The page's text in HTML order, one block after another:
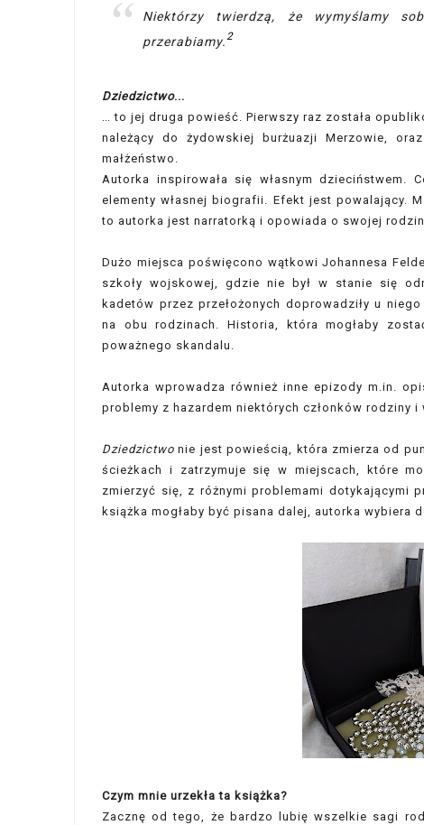
Niektórzy twierdzą, że wymyślamy
przerabiamy.2
Dziedzictwo...
…to jej druga powieść. Pierwszy raz została
należący do żydowskiej burżuazji Merzowie,
małżeństwo.
Autorka inspirowała się własnym
elementy własnej biografii. Efekt jest powalający.
to autorka jest narratorką i opowiada o swojej
Dużo miejsca poświęcono wątkowi Johannesa
szkoły wojskowej, gdzie nie był w stanie się
kadetów przez przełożonych doprowadziły u
na obu rodzinach. Historia, która mogłaby
poważnego skandalu.
Autorka wprowadza również inne epizody m.in.
problemy z hazardem niektórych członków rodziny i
Dziedzictwonie jest powieścią, która zmierza od
ścieżkach i zatrzymuje się w miejscach, które
zmierzyć się, z różnymi problemami dotykającymi
książka mogłaby być pisana dalej, autorka wybiera
Czym mnie urzekła ta książka?
Zacznę od tego, że bardzo lubię wszelkie sagi